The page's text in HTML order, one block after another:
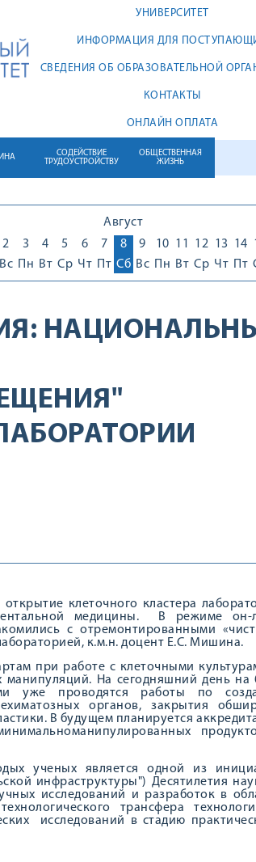
УНИВЕРСИТЕТ
ИНФОРМАЦИЯ ДЛЯ
СВЕДЕНИЯ ОБ ОБРАЗОВАТЕЛЬНОЙ
КОНТАКТЫ
ОНЛАЙН ОПЛАТА
СОДЕЙСТВИЕ
ТРУДОУСТРОЙСТВУ
ОБЩЕСТВЕННАЯ
ЖИЗНЬ
Август
2
Вс
3
Пн
4
Вт
5
Ср
6
Чт
7
Пт
8
Сб
9
Вс
10
Пн
11
Вт
12
Ср
13
Чт
14
Пт
клеточного кластера
медицины. В режиме он-
с отремонтированными
к.м.н. доцент Е.С. Мишина.
при работе с клеточными
манипуляций. На сегодняшний день на
уже проводятся работы по
органов, закрытия
В будущем планируется
ученых является одной из
инфраструктуры") Десятилетия
исследований и разработок в
трансфера
исследований в стадию